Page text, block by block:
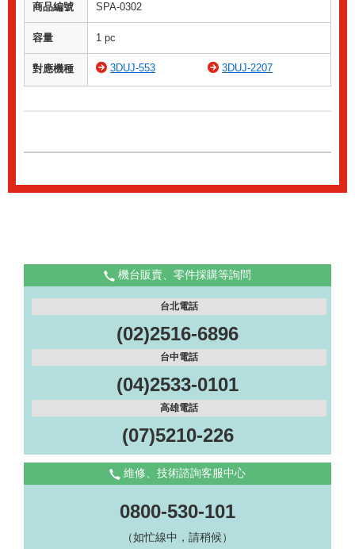
商品編號 SPA-0302
容量 1 pc
對應機種 3DUJ-553 3DUJ-2207
機台販賣、零件採購等詢問
台北電話
(02)2516-6896
台中電話
(04)2533-0101
高雄電話
(07)5210-226
維修、技術諮詢客服中心
0800-530-101
（如忙線中，請稍候）